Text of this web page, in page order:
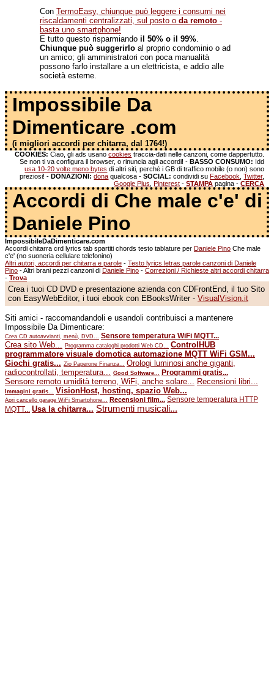
Con TermoEasy, chiunque può leggere i consumi nei
riscaldamenti centralizzati, sul posto o da remoto -
basta uno smartphone!
E tutto questo risparmiando il 50% o il 99%.
Chiunque può suggerirlo al proprio condominio o ad
un amico; gli amministratori con poca manualità
possono farlo installare a un elettricista, e addio alle
società esterne.
Impossibile Da
Dimenticare .com
(i migliori accordi per chitarra, dal 1764!)
COOKIES: Ciao, gli ads usanocookies traccia-dati nelle canzoni, come dappertutto.
Se non ti va configura il browser, o rinuncia agli accordi! -BASSO CONSUMO: Idd
usa 10-20 volte meno bytes di altri siti, perché i GB di traffico mobile (o non) sono
preziosi! -DONAZIONI: dona qualcosa -SOCIAL: condividi suFacebook ,Twitter,
Google Plus ,Pinterest -STAMPA pagina -CERCA
Accordi di Che male c'e' di
Daniele Pino
ImpossibileDaDimenticare.com
Accordi chitarra crd lyrics tab spartiti chords testo tablature per Daniele Pino Che male
c'e' (no suoneria cellulare telefonino)
Altri autori, accordi per chitarra e parole - Testo lyrics letras parole canzoni di Daniele
Pino - Altri brani pezzi canzoni di Daniele Pino - Correzioni / Richieste altri accordi chitarra
- Trova
Crea i tuoi CD DVD e presentazione azienda con CDFrontEnd, il tuo Sito
con EasyWebEditor, i tuoi ebook con EBooksWriter - VisualVision.it
Siti amici - raccomandandoli e usandoli contribuisci a mantenere
Impossibile Da Dimenticare:
Crea CD autoavvianti, menù, DVD... Sensore temperatura WiFi MQTT...
Crea sito Web... Programma cataloghi prodotti Web CD... ControlHUB
programmatore visuale domotica automazione MQTT WiFi GSM...
Giochi gratis... Zio Paperone Finanza... Orologi luminosi anche giganti,
radiocontrollati, temperatura... Good Software... Programmi gratis...
Sensore remoto umidità terreno, WiFi, anche solare... Recensioni libri...
Immagini gratis... VisionHost, hosting, spazio Web...
Apri cancello garage WiFi Smartphone... Recensioni film... Sensore temperatura HTTP
MQTT... Usa la chitarra... Strumenti musicali...